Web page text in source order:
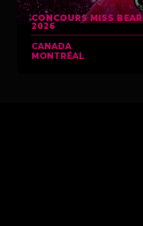
CONCOURS MISS BEAR
2026
CANADA
MONTRÉAL